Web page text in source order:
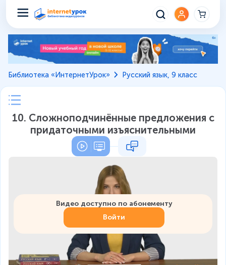
Библиотека «ИнтернетУрок» Русский язык, 9 класс
10. Сложноподчинённые предложения с
придаточными изъяснительными
Видео доступно по абонементу
Войти